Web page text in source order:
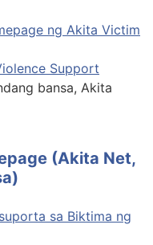
ng Akita Victim
Support
bansa, Akita
(Akita Net,
sa Biktima ng